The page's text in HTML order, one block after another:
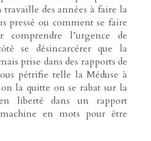
des années à faire la
pressé ou comment se faire
l’urgence de
se désincarcérer que la
prise dans des rapports de
pétrifie telle la Méduse à
la quitte on se rabat sur la
liberté dans un rapport
en mots pour être